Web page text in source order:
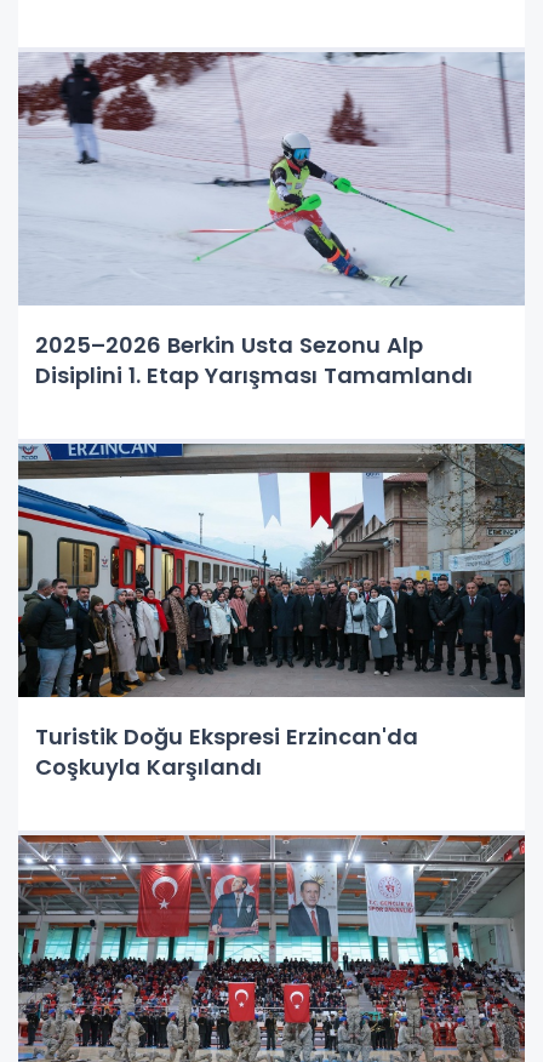
2025–2026 Berkin Usta Sezonu Alp
Disiplini 1. Etap Yarışması Tamamlandı
Turistik Doğu Ekspresi Erzincan'da
Coşkuyla Karşılandı